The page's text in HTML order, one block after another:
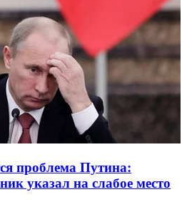
проблема Путина:
указал на слабое место